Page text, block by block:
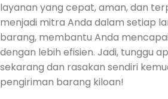
layanan yang cepat, aman, dan
menjadi mitra Anda dalam setiap
barang, membantu Anda
dengan lebih efisien. Jadi, tunggu
sekarang dan rasakan sendiri
pengiriman barang kiloan!